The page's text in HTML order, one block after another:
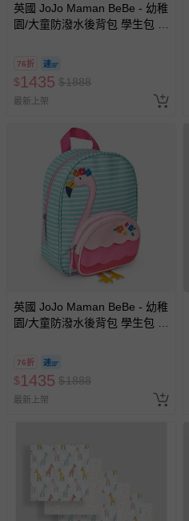
英國 JoJo Maman BeBe - 幼稚
園/大童防潑水後背包 學生包 旅
76折
$1435 $1888
最新上架
英國 JoJo Maman BeBe - 幼稚
園/大童防潑水後背包 學生包 旅
76折
$1435 $1888
最新上架